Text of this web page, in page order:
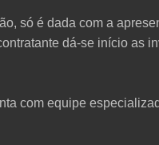
só é dada com a
dá-se início as
com equipe